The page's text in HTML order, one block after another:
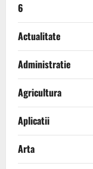
6
Actualitate
Administratie
Agricultura
Aplicatii
Arta